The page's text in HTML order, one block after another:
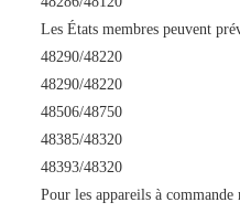
Les États membres peuvent
48290/48220
48290/48220
48506/48750
48385/48320
48393/48320
Pour les appareils à commande